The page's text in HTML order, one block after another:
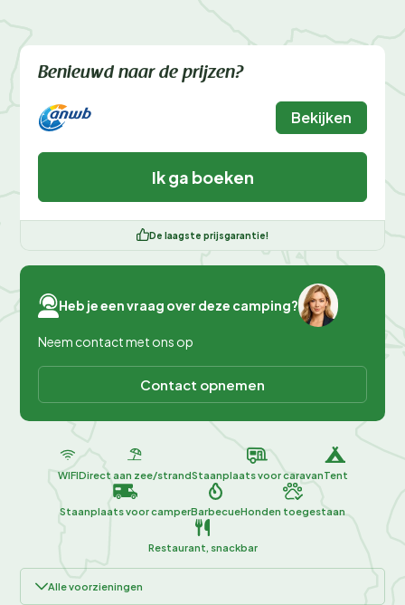
Benieuwd naar de prijzen?
Bekijken
Ik ga boeken
De laagste prijsgarantie!
Heb je een vraag over deze camping?
Neem contact met ons op
Contact opnemen
WIFIDirect aan zee/strandStaanplaats voor caravanTent
Staanplaats voor camperBarbecueHonden toegestaan
Restaurant, snackbar
Alle voorzieningen